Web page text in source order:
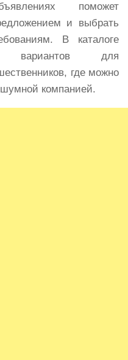
поможет
и выбрать
В каталоге
вариантов для
где можно
компанией.